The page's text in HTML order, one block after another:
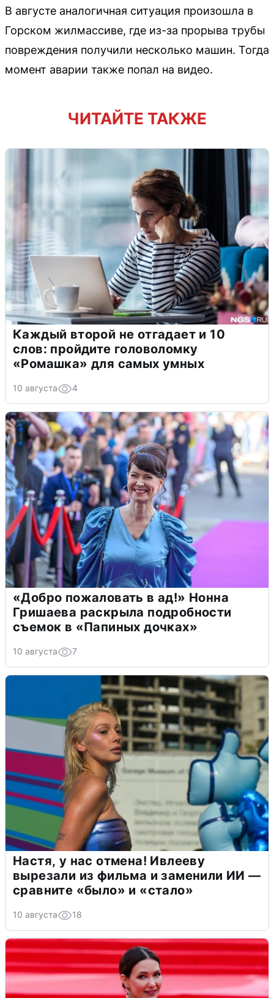
В августе аналогичная ситуация произошла в
Горском жилмассиве, где из-за прорыва трубы
повреждения получили несколько машин. Тогда
момент аварии также попал на видео.
ЧИТАЙТЕ ТАКЖЕ
Каждый второй не отгадает и 10
слов: пройдите головоломку
«Ромашка» для самых умных
10 августа 4
«Добро пожаловать в ад!» Нонна
Гришаева раскрыла подробности
съемок в «Папиных дочках»
10 августа 7
Настя, у нас отмена! Ивлееву
вырезали из фильма и заменили ИИ —
сравните «было» и «стало»
10 августа 18